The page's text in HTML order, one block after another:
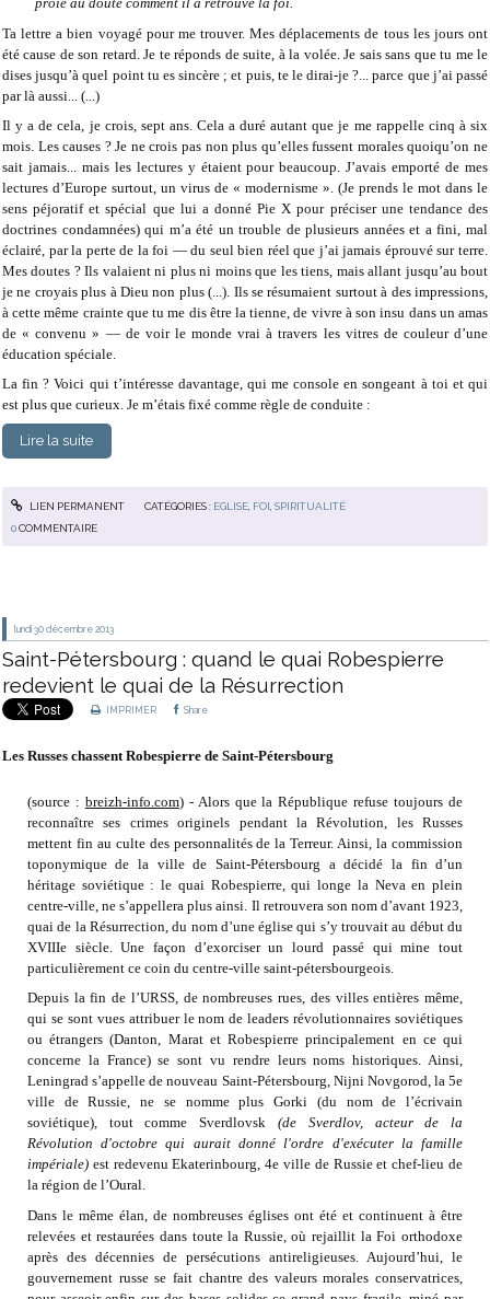
Ta lettre a bien voyagé pour me trouver. Mes déplacements de tous les jours ont
été cause de son retard. Je te réponds de suite, à la volée. Je sais sans que tu me le
dises jusqu’à quel point tu es sincère ; et puis, te le dirai-je ?... parce que j’ai passé
par là aussi... (...)
Il y a de cela, je crois, sept ans. Cela a duré autant que je me rappelle cinq à six
mois. Les causes ? Je ne crois pas non plus qu’elles fussent morales quoiqu’on ne
sait jamais... mais les lectures y étaient pour beaucoup. J’avais emporté de mes
lectures d’Europe surtout, un virus de « modernisme ». (Je prends le mot dans le
sens péjoratif et spécial que lui a donné Pie X pour préciser une tendance des
doctrines condamnées) qui m’a été un trouble de plusieurs années et a fini, mal
éclairé, par la perte de la foi — du seul bien réel que j’ai jamais éprouvé sur terre.
Mes doutes ? Ils valaient ni plus ni moins que les tiens, mais allant jusqu’au bout
je ne croyais plus à Dieu non plus (...). Ils se résumaient surtout à des impressions,
à cette même crainte que tu me dis être la tienne, de vivre à son insu dans un amas
de « convenu » — de voir le monde vrai à travers les vitres de couleur d’une
éducation spéciale.
La fin ? Voici qui t’intéresse davantage, qui me console en songeant à toi et qui
est plus que curieux. Je m’étais fixé comme règle de conduite :
Lire la suite
LIEN PERMANENT CATÉGORIES : EGLISE, FOI , SPIRITUALITÉ
0COMMENTAIRE
lundi 30 décembre 2013
Saint-Pétersbourg : quand le quai Robespierre
redevient le quai de la Résurrection
IMPRIMER Share
Les Russes chassent Robespierre de Saint-Pétersbourg
(source : breizh-info.com) - Alors que la République refuse toujours de
reconnaître ses crimes originels pendant la Révolution, les Russes
mettent fin au culte des personnalités de la Terreur. Ainsi, la commission
toponymique de la ville de Saint-Pétersbourg a décidé la fin d’un
héritage soviétique : le quai Robespierre, qui longe la Neva en plein
centre-ville, ne s’appellera plus ainsi. Il retrouvera son nom d’avant 1923,
quai de la Résurrection, du nom d’une église qui s’y trouvait au début du
XVIIIe siècle. Une façon d’exorciser un lourd passé qui mine tout
particulièrement ce coin du centre-ville saint-pétersbourgeois.
Depuis la fin de l’URSS, de nombreuses rues, des villes entières même,
qui se sont vues attribuer le nom de leaders révolutionnaires soviétiques
ou étrangers (Danton, Marat et Robespierre principalement en ce qui
concerne la France) se sont vu rendre leurs noms historiques. Ainsi,
Leningrad s’appelle de nouveau Saint-Pétersbourg, Nijni Novgorod, la 5e
ville de Russie, ne se nomme plus Gorki (du nom de l’écrivain
soviétique), tout comme Sverdlovsk (de Sverdlov, acteur de la
Révolution d'octobre qui aurait donné l'ordre d'exécuter la famille
impériale)est redevenu Ekaterinbourg, 4e ville de Russie et chef-lieu de
la région de l’Oural.
Dans le même élan, de nombreuses églises ont été et continuent à être
relevées et restaurées dans toute la Russie, où rejaillit la Foi orthodoxe
après des décennies de persécutions antireligieuses. Aujourd’hui, le
gouvernement russe se fait chantre des valeurs morales conservatrices,